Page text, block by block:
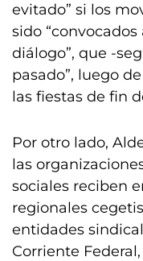
evitado” si los
sido “convocados
diálogo”, que -
pasado”, luego de
las fiestas de fin
Por otro lado,
las
sociales reciben
regionales
entidades
Corriente